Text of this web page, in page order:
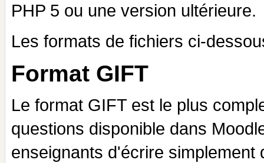
PHP 5 ou une version ultérieure.
Les formats de fichiers ci-
Format GIFT
Le format GIFT est le plus
questions disponible dans
enseignants d'écrire